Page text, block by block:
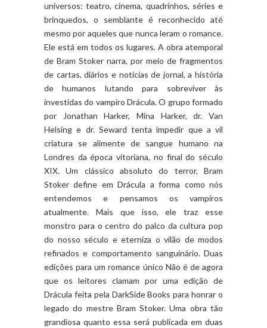
universos: teatro, cinema, quadrinhos, séries e
brinquedos, o semblante é reconhecido até
mesmo por aqueles que nunca leram o romance.
Ele está em todos os lugares. A obra atemporal
de Bram Stoker narra, por meio de fragmentos
de cartas, diários e notícias de jornal, a história
de humanos lutando para sobreviver às
investidas do vampiro Drácula. O grupo formado
por Jonathan Harker, Mina Harker, dr. Van
Helsing e dr. Seward tenta impedir que a vil
criatura se alimente de sangue humano na
Londres da época vitoriana, no final do século
XIX. Um clássico absoluto do terror, Bram
Stoker define em Drácula a forma como nós
entendemos e pensamos os vampiros
atualmente. Mais que isso, ele traz esse
monstro para o centro do palco da cultura pop
do nosso século e eterniza o vilão de modos
refinados e comportamento sanguinário. Duas
edições para um romance único Não é de agora
que os leitores clamam por uma edição de
Drácula feita pela DarkSide Books para honrar o
legado do mestre Bram Stoker. Uma obra tão
grandiosa quanto essa será publicada em duas